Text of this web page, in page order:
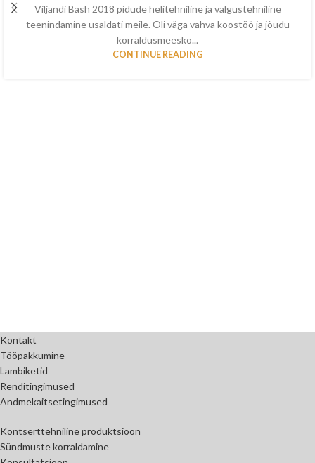
Viljandi Bash 2018 pidude helitehniline ja valgustehniline
teenindamine usaldati meile. Oli väga vahva koostöö ja jõudu
korraldusmeesko...
CONTINUE READING
Kontakt
Tööpakkumine
Lambiketid
Renditingimused
Andmekaitsetingimused
Kontserttehniline produktsioon
Sündmuste korraldamine